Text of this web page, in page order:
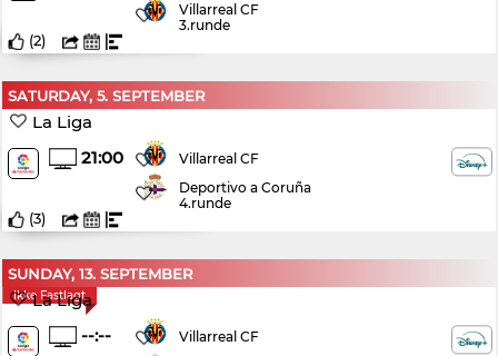
Villarreal CF
3.runde
(2)
SATURDAY, 5. SEPTEMBER
La Liga
21:00
Villarreal CF
Deportivo a Coruña
4.runde
(3)
SUNDAY, 13. SEPTEMBER
Ikke Fastlagt
La Liga
--:--
Villarreal CF